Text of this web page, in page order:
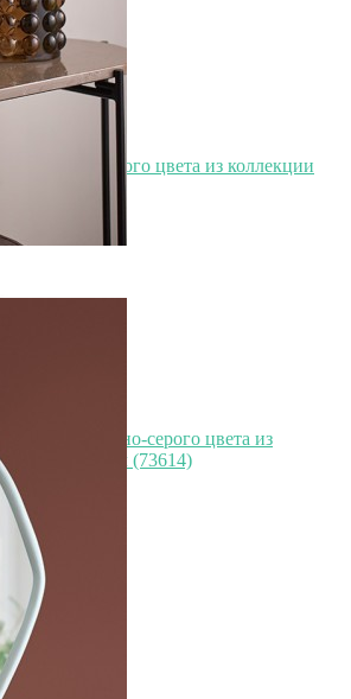
пар белого цвета из коллекции
темно-серого цвета из
spirit, 730 мл (73614)